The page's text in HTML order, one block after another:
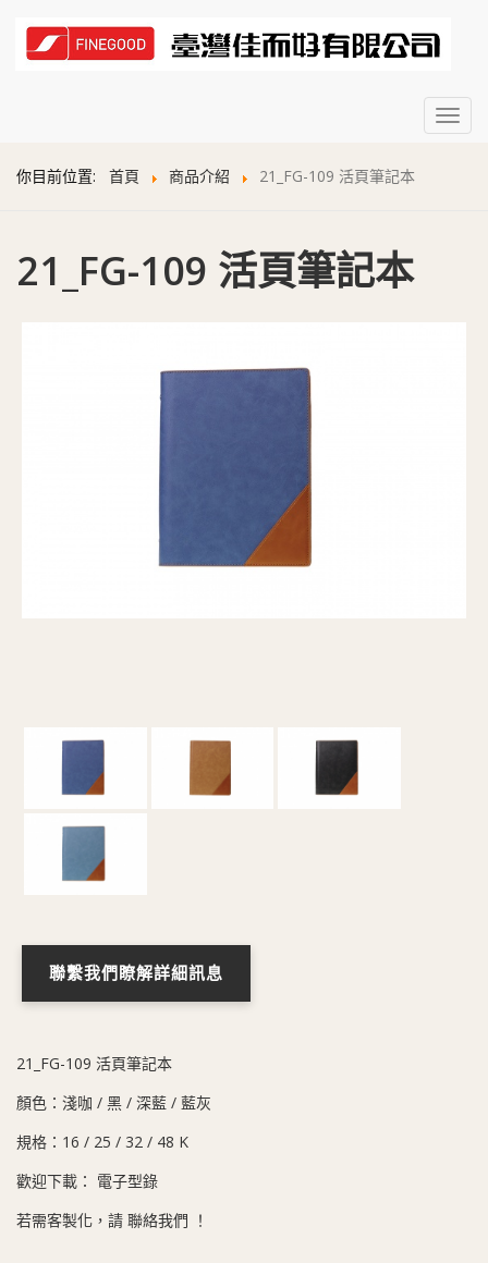
你目前位置:
首頁 商品介紹 21_FG-109 活頁筆記本
21_FG-109 活頁筆記本
聯繫我們瞭解詳細訊息
21_FG-109 活頁筆記本
顏色：淺咖 / 黑 / 深藍 / 藍灰
規格：16 / 25 / 32 / 48 K
歡迎下載： 電子型錄
若需客製化，請 聯絡我們 ！